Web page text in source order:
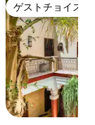
ゲストチョイス
ゲストチョイス